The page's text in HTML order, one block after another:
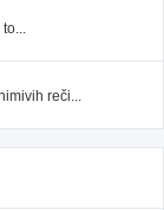
reči...